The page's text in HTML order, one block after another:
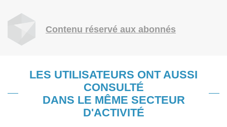
Contenu réservé aux abonnés
LES UTILISATEURS ONT AUSSI
CONSULTÉ
DANS LE MÊME SECTEUR
D'ACTIVITÉ